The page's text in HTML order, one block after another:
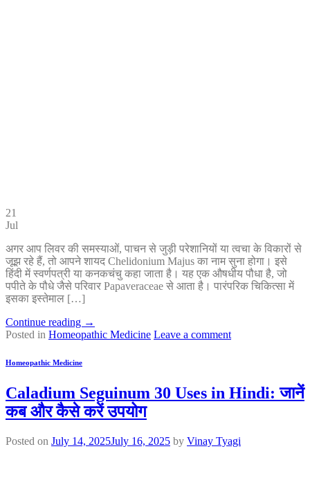
21
Jul
अगर आप लिवर की समस्याओं, पाचन से जुड़ी परेशानियों या त्वचा के विकारों से
जूझ रहे हैं, तो आपने शायद Chelidonium Majus का नाम सुना होगा। इसे
हिंदी में स्वर्णपत्री या कनकचंचु कहा जाता है। यह एक औषधीय पौधा है, जो
पपीते के पौधे जैसे परिवार Papaveraceae से आता है। पारंपरिक चिकित्सा में
इसका इस्तेमाल […]
Continue reading →
Posted in Homeopathic Medicine Leave a comment
Homeopathic Medicine
Caladium Seguinum 30 Uses in Hindi: जानें
कब और कैसे करें उपयोग
Posted on July 14, 2025July 16, 2025 by Vinay Tyagi